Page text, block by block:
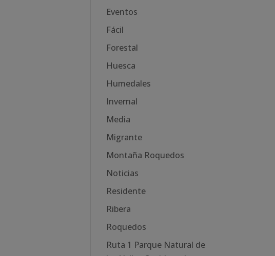
Eventos
Fácil
Forestal
Huesca
Humedales
Invernal
Media
Migrante
Montaña Roquedos
Noticias
Residente
Ribera
Roquedos
Ruta 1 Parque Natural de